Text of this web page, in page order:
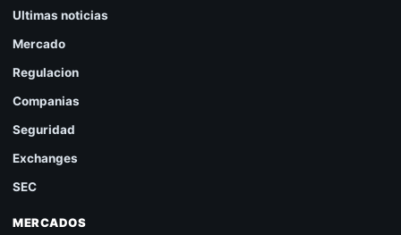
Ultimas noticias
Mercado
Regulacion
Companias
Seguridad
Exchanges
SEC
MERCADOS